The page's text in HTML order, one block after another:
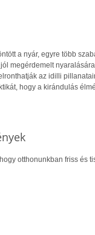
a nyár, egyre több
megérdemelt
az idilli
hogy a kirándulás
otthonunkban friss és